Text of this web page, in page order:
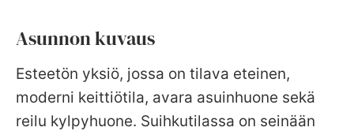
Asunnon kuvaus
Esteetön yksiö, jossa on tilava eteinen,
moderni keittiötila, avara asuinhuone sekä
reilu kylpyhuone. Suihkutilassa on seinään